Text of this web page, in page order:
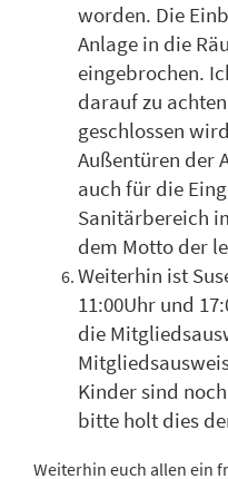
worden. Die
Anlage in die
eingebrochen.
darauf zu
geschlossen
Außentüren der
auch für die
Sanitärbereich
dem Motto der
Weiterhin ist
11:00Uhr und
die
Kinder sind
bitte holt dies
Weiterhin euch allen ein